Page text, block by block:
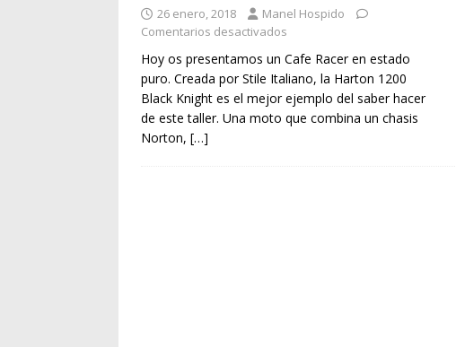
26 enero, 2018
Manel Hospido
Comentarios desactivados
Hoy os presentamos un Cafe Racer en estado
puro. Creada por Stile Italiano, la Harton 1200
Black Knight es el mejor ejemplo del saber hacer
de este taller. Una moto que combina un chasis
Norton, […]